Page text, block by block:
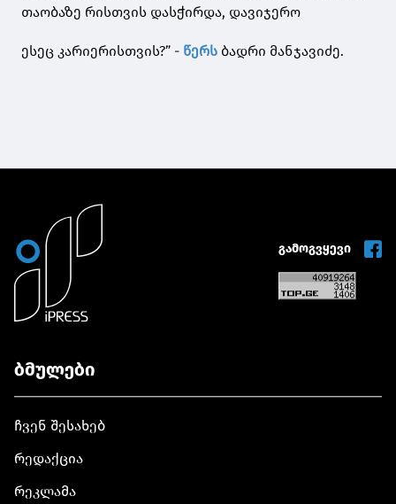
თაობაზე რისთვის დასჭირდა, დავიჯერო
ესეც კარიერისთვის?” - წერს ბადრი მანჯავიძე.
გამოგვყევი
ბმულები
ჩვენ შესახებ
რედაქცია
რეკლამა